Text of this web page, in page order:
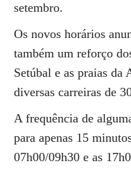
setembro.
Os novos horários
também um reforço
Setúbal e as praias da
diversas carreiras de
A frequência de
para apenas 15
07h00/09h30 e as